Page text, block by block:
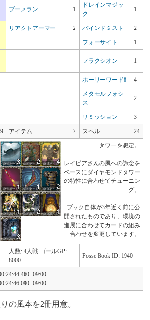
ブーメラン 1
ドレインマジッ
ク
1
リアクトアーマー 2 バインドミスト 2
フォーサイト 1
フラクシオン 1
ホーリーワード8 4
メタモルフォシ
ス
2
リミッション 3
アイテム 7 スペル 24
タワーを想定。
レイピアさんの風への諦念を
ベースにダイヤモンドタワー
の特性に合わせてチューニン
グ。
ブック自体が3年近く前に公
開されたものであり、環境の
進展に合わせてカードの組み
合わせを変更しています。
人数: 4人戦 ゴールGP:
8000
Posse Book ID: 1940
の風本を2冊用意。